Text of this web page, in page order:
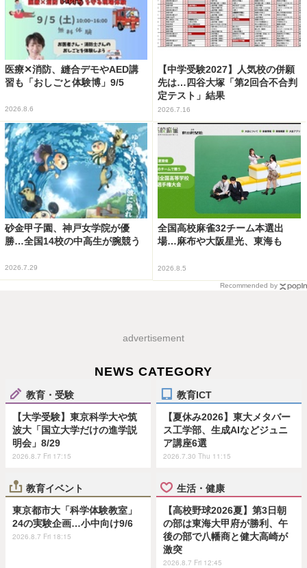
医療✕消防、縫合デモやAED講
習も「おしごと体験博」9/5
2026.8.6
【中学受験2027】人気校の併願
先は…四谷大塚「第2回合不合判
定テスト」結果
2026.7.16
砂金甲子園、神戸女学院が優
勝…全国14校の中高生が腕競う
2026.7.29
全国高校麻雀32チーム本選出
場…麻布や大阪星光、東海も
2026.8.5
Recommended by
advertisement
NEWS CATEGORY
教育・受験
【大学受験】東京科学大や筑
波大「国立大学だけの進学説
明会」8/29
2026.8.7 Fri 17:15
教育ICT
【夏休み2026】東大メタバー
ス工学部、生成AIなどジュニ
ア講座6選
2026.7.30 Thu 11:15
教育イベント
東京都市大「科学体験教室」
24の実験企画…小中向け9/6
2026.8.7 Fri 18:15
生活・健康
【高校野球2026夏】第3日朝
の部は東海大甲府が勝利、午
後の部で八幡商と健大高崎が
激突
2026.8.7 Fri 12:45